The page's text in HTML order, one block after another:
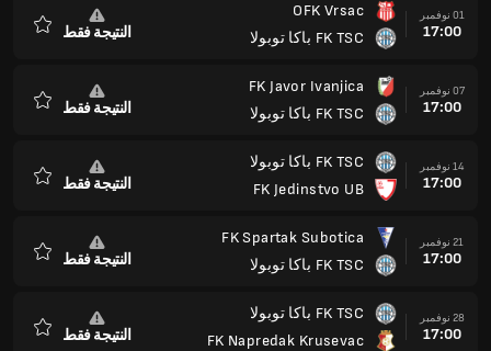
01 نوفمبر
17:00
OFK Vrsac
FK TSC باكا توبولا
النتيجة فقط
07 نوفمبر
17:00
FK Javor Ivanjica
FK TSC باكا توبولا
النتيجة فقط
14 نوفمبر
17:00
FK TSC باكا توبولا
FK Jedinstvo UB
النتيجة فقط
21 نوفمبر
17:00
FK Spartak Subotica
FK TSC باكا توبولا
النتيجة فقط
28 نوفمبر
17:00
FK TSC باكا توبولا
FK Napredak Krusevac
النتيجة فقط